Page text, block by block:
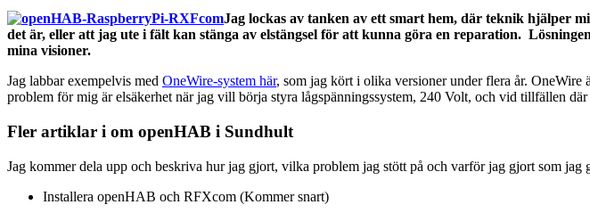
Jag lockas av tanken av ett smart hem, där teknik hjälper
det är, eller att jag ute i fält kan stänga av elstängsel för att kunna göra en reparation.
mina visioner.
Jag labbar exempelvis med OneWire-system här, som jag kört i olika versioner under flera år.
problem för mig är elsäkerhet när jag vill börja styra lågspänningssystem, 240 Volt, och vid tillfällen
Fler artiklar i om openHAB i Sundhult
Jag kommer dela upp och beskriva hur jag gjort, vilka problem jag stött på och varför jag gjort som jag
Installera openHAB och RFXcom (Kommer snart)